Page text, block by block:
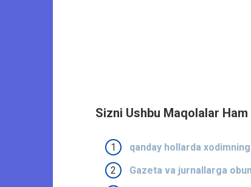
Sizni Ushbu Maqolalar
qanday hollarda
Gazeta va jurnallarga